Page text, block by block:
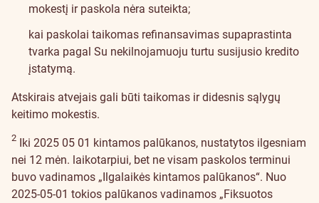
mokestį ir paskola nėra suteikta;
kai paskolai taikomas refinansavimas supaprastinta
tvarka pagal Su nekilnojamuoju turtu susijusio kredito
įstatymą.
Atskirais atvejais gali būti taikomas ir didesnis sąlygų
keitimo mokestis.
2
Iki 2025 05 01 kintamos palūkanos, nustatytos ilgesniam
nei 12 mėn. laikotarpiui, bet ne visam paskolos terminui
buvo vadinamos „Ilgalaikės kintamos palūkanos“. Nuo
2025-05-01 tokios palūkanos vadinamos „Fiksuotos